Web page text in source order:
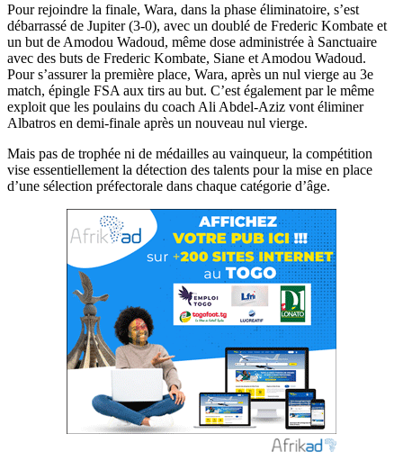
Pour rejoindre la finale, Wara, dans la phase éliminatoire, s’est
débarrassé de Jupiter (3-0), avec un doublé de Frederic Kombate et
un but de Amodou Wadoud, même dose administrée à Sanctuaire
avec des buts de Frederic Kombate, Siane et Amodou Wadoud.
Pour s’assurer la première place, Wara, après un nul vierge au 3e
match, épingle FSA aux tirs au but. C’est également par le même
exploit que les poulains du coach Ali Abdel-Aziz vont éliminer
Albatros en demi-finale après un nouveau nul vierge.
Mais pas de trophée ni de médailles au vainqueur, la compétition
vise essentiellement la détection des talents pour la mise en place
d’une sélection préfectorale dans chaque catégorie d’âge.